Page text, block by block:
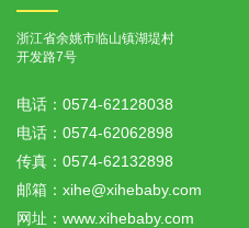
浙江省余姚市临山镇湖堤村
开发路7号
电话： 0574-62128038
电话： 0574-62062898
传真： 0574-62132898
邮箱： xihe@xihebaby.com
网址：www.xihebaby.com